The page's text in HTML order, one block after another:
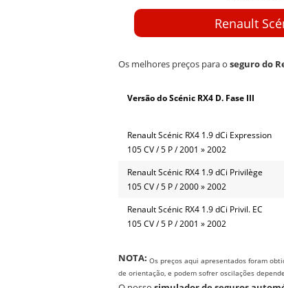
Renault
Os melhores preços para o seguro do
Versão do Scénic RX4 D. Fase III
Renault Scénic RX4 1.9 dCi Expression
105 CV / 5 P / 2001 » 2002
Renault Scénic RX4 1.9 dCi Privilège
105 CV / 5 P / 2000 » 2002
Renault Scénic RX4 1.9 dCi Privil. EC
105 CV / 5 P / 2001 » 2002
NOTA: Os preços aqui apresentados foram
de orientação, e podem sofrer oscilações